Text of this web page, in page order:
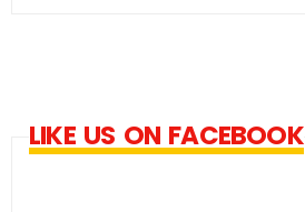
LIKE US ON FACEBOOK